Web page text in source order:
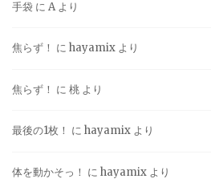
手袋 に Aより
焦らず！ に hayamix より
焦らず！ に 桃 より
最後の1枚！ に hayamix より
体を動かそっ！ に hayamix より